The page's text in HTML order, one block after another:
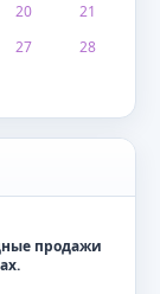
20
21
27
28
продажи